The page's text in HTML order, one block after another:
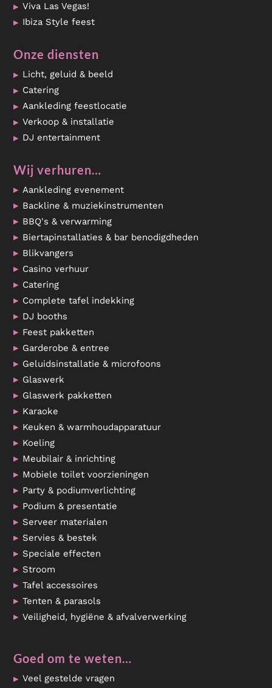
Viva Las Vegas!
Ibiza Style feest
Onze diensten
Licht, geluid & beeld
Catering
Aankleding feestlocatie
Verkoop & installatie
DJ entertainment
Wij verhuren…
Aankleding evenement
Backline & muziekinstrumenten
BBQ's & verwarming
Biertapinstallaties & bar benodigdheden
Blikvangers
Casino verhuur
Catering
Complete tafel indekking
DJ booths
Feest pakketten
Garderobe & entree
Geluidsinstallatie & microfoons
Glaswerk
Glaswerk pakketten
Karaoke
Keuken & warmhoudapparatuur
Koeling
Meubilair & inrichting
Mobiele toilet voorzieningen
Party & podiumverlichting
Podium & presentatie
Serveer materialen
Servies & bestek
Speciale effecten
Stroom
Tafel accessoires
Tenten & parasols
Veiligheid, hygiëne & afvalverwerking
Goed om te weten…
Veel gestelde vragen